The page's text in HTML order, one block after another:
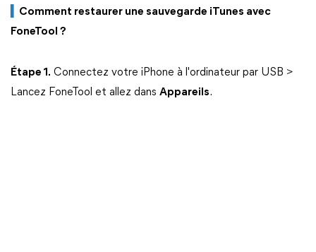
Comment restaurer une sauvegarde iTunes avec
FoneTool ?
Étape 1. Connectez votre iPhone à l'ordinateur par USB >
Lancez FoneTool et allez dans Appareils.